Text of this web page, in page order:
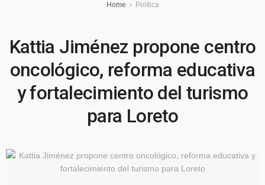
Home Política
Kattia Jiménez propone centro
oncológico, reforma educativa
y fortalecimiento del turismo
para Loreto